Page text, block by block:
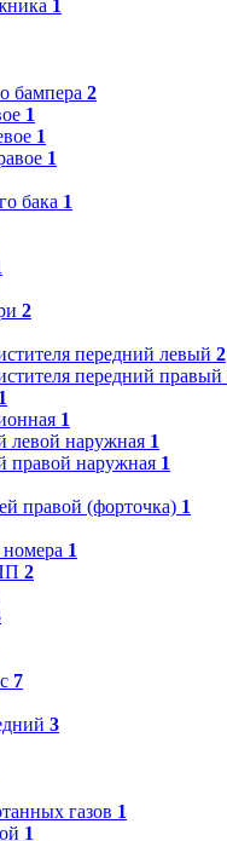
1
бампера 2
1
1
1
бака 1
2
передний левый 2
передний правый
1
1
левой наружная 1
правой наружная 1
правой (форточка) 1
1
2
7
3
газов 1
1